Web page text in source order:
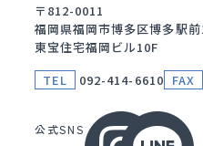
〒812-0011
福岡県福岡市博多区博多駅
東宝住宅福岡ビル10F
TEL
092-414-6610 FAX
公式SNS